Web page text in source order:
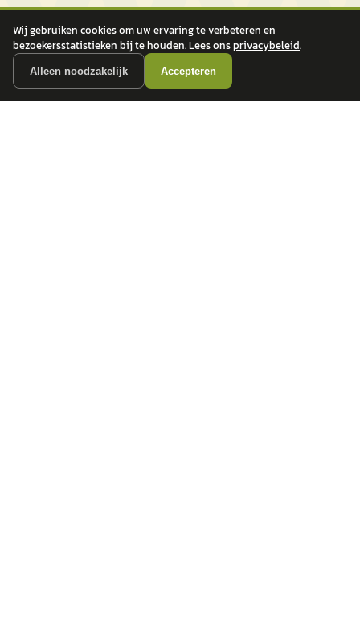
Wij gebruiken cookies om uw ervaring te verbeteren en
bezoekersstatistieken bij te houden. Lees onsprivacybeleid.
Alleen noodzakelijk Accepteren